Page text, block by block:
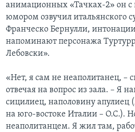
анимационных «Тачках-2» он
юмором озвучил итальянского
Франческо Бернулли,
напоминают персонажа
Лебовски».
«Нет, я сам не неаполитанец, –
отвечая на вопрос из зала. – Я
сицилиец, наполовину апулиец
на юго-востоке Италии – О.С.).
неаполитанцем. Я жил там,